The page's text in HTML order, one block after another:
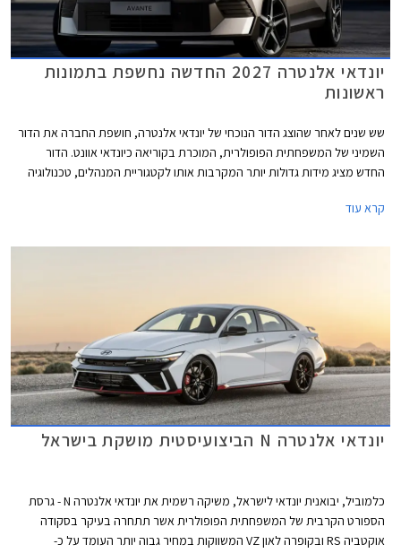
יונדאי אלנטרה 2027 החדשה נחשפת בתמונות
ראשונות
שש שנים לאחר שהוצג הדור הנוכחי של יונדאי אלנטרה, חושפת החברה את הדור
השמיני של המשפחתית הפופולרית, המוכרת בקוריאה כיונדאי אוונט. הדור
החדש מציג מידות גדולות יותר המקרבות אותו לקטגוריית המנהלים, טכנולוגיה
לקופה עם שלל אלמנטים בולטים.
קרא עוד
יונדאי אלנטרה N הביצועיסטית מושקת בישראל
כלמוביל, יבואנית יונדאי לישראל, משיקה רשמית את יונדאי אלנטרה N - גרסת
הספורט הקרבית של המשפחתית הפופולרית אשר תתחרה בעיקר בסקודה
אוקטביה RS ובקופרה לאון VZ המשווקות במחיר גבוה יותר העומד על כ-